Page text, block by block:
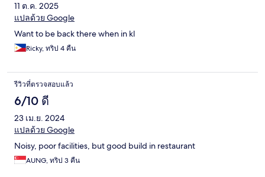
11 ต.ค. 2025
แปลด้วย Google
Want to be back there when in kl
Ricky, ทริป 4 คืน
รีวิวที่ตรวจสอบแล้ว
6/10 ดี
23 เม.ย. 2024
แปลด้วย Google
Noisy, poor facilities, but good build in restaurant
AUNG, ทริป 3 คืน